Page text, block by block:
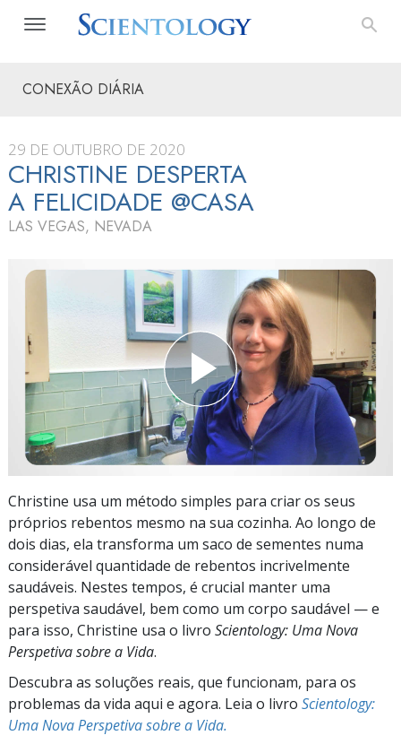
CONEXÃO DIÁRIA
29 DE OUTUBRO DE 2020
CHRISTINE DESPERTA
A FELICIDADE @CASA
LAS VEGAS, NEVADA
Christine usa um método simples para criar os seus
próprios rebentos mesmo na sua cozinha. Ao longo de
dois dias, ela transforma um saco de sementes numa
considerável quantidade de rebentos incrivelmente
saudáveis. Nestes tempos, é crucial manter uma
perspetiva saudável, bem como um corpo saudável — e
para isso, Christine usa o livro Scientology: Uma Nova
Perspetiva sobre a Vida.
Descubra as soluções reais, que funcionam, para os
problemas da vida aqui e agora. Leia o livro Scientology:
Uma Nova Perspetiva sobre a Vida.